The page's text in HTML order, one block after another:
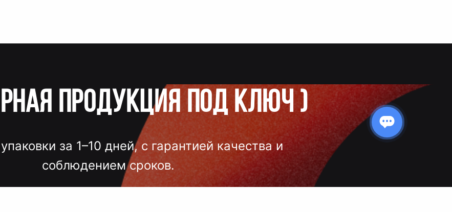
продукция под ключ)
за 1–10 дней, с гарантией качества и
соблюдением сроков.